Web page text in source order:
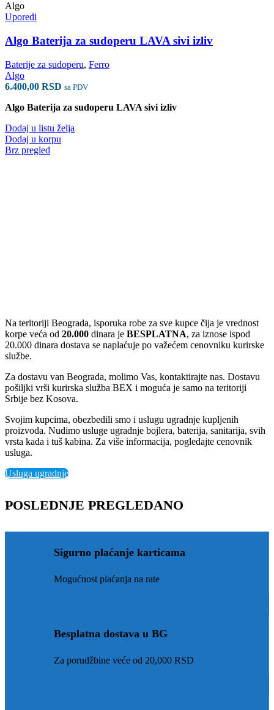
Algo
Uporedi
Algo Baterija za sudoperu LAVA sivi izliv
Baterije za sudoperu, Ferro
Algo
6.400,00 RSD sa PDV
Algo Baterija za sudoperu LAVA sivi izliv
Dodaj u listu želja
Dodaj u korpu
Brz pregled
Na teritoriji Beograda, isporuka robe za sve kupce čija je vrednost
korpe veća od 20.000 dinara je BESPLATNA, za iznose ispod
20.000 dinara dostava se naplaćuje po važećem cenovniku kurirske
službe.
Za dostavu van Beograda, molimo Vas, kontaktirajte nas. Dostavu
pošiljki vrši kurirska služba BEX i moguća je samo na teritoriji
Srbije bez Kosova.
Svojim kupcima, obezbedili smo i uslugu ugradnje kupljenih
proizvoda. Nudimo usluge ugradnje bojlera, baterija, sanitarija, svih
vrsta kada i tuš kabina. Za više informacija, pogledajte cenovnik
usluga.
Usluga ugradnje
POSLEDNJE PREGLEDANO
Sigurno plaćanje karticama
Mogućnost plaćanja na rate
Besplatna dostava u BG
Za porudžbine veće od 20,000 RSD